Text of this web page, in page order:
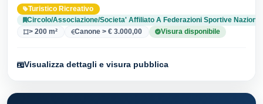
dell'atto.
Turistico Ricreativo
Circolo/Associazione/Societa' Affiliato A Federazioni Sportive
> 200 m²
Canone > € 3.000,00 Visura disponibile
Visualizza dettagli e visura pubblica